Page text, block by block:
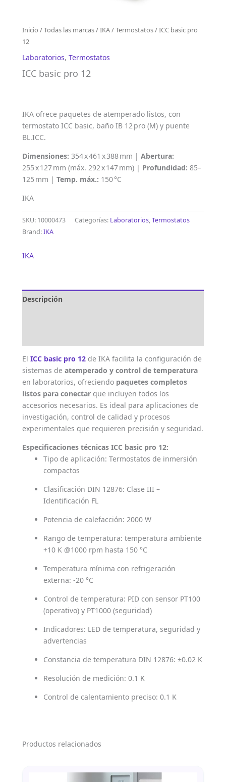
Inicio /Todas las marcas/IKA/Termostatos/ ICC basic pro
12
Laboratorios, Termostatos
ICC basic pro 12
IKA ofrece paquetes de atemperado listos, con
termostato ICC basic, baño IB 12 pro (M) y puente
BL.ICC.
Dimensiones: 354 x 461 x 388 mm | Abertura:
255 x 127 mm (máx. 292 x 147 mm) | Profundidad: 85–
125 mm | Temp. máx.: 150 °C
IKA
SKU: 10000473 Categorías: Laboratorios,Termostatos
Brand:IKA
IKA
Descripción
El ICC basic pro 12 de IKA facilita la configuración de
sistemas de atemperado y control de temperatura
en laboratorios, ofreciendo paquetes completos
listos para conectar que incluyen todos los
accesorios necesarios. Es ideal para aplicaciones de
investigación, control de calidad y procesos
experimentales que requieren precisión y seguridad.
Especificaciones técnicas ICC basic pro 12:
Tipo de aplicación: Termostatos de inmersión
compactos
Clasificación DIN 12876: Clase III –
Identificación FL
Potencia de calefacción: 2000 W
Rango de temperatura: temperatura ambiente
+10 K @1000 rpm hasta 150 °C
Temperatura mínima con refrigeración
externa: -20 °C
Control de temperatura: PID con sensor PT100
(operativo) y PT1000 (seguridad)
Indicadores: LED de temperatura, seguridad y
advertencias
Constancia de temperatura DIN 12876: ±0.02 K
Resolución de medición: 0.1 K
Control de calentamiento preciso: 0.1 K
Productos relacionados